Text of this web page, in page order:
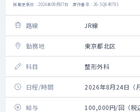
掲載更新日 : 2026年08月07日 案件番号 : 26-SQ648791
路線 JR線
勤務地 東京都北区
科目 整形外科
日程/時間 2026年8月24日（
給与 100,000円/回（税